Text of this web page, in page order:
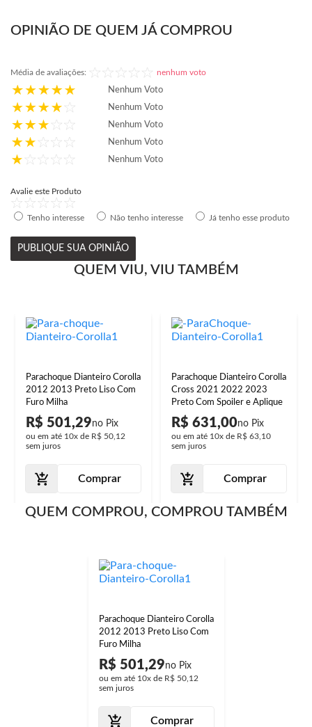
OPINIÃO DE QUEM JÁ COMPROU
Média de avaliações: nenhum voto
Nenhum Voto
Nenhum Voto
Nenhum Voto
Nenhum Voto
Nenhum Voto
Avalie este Produto
Tenho interesse Não tenho interesse Já tenho esse produto
PUBLIQUE SUA OPINIÃO
QUEM VIU, VIU TAMBÉM
Parachoque Dianteiro Corolla
2012 2013 Preto Liso Com
Furo Milha
R$ 501,29
ou em até 10x de R$ 50,12
sem juros
Comprar
Parachoque Dianteiro Corolla
Cross 2021 2022 2023
Preto Com Spoiler e Aplique
R$ 631,00
ou em até 10x de R$ 63,10
sem juros
Comprar
QUEM COMPROU, COMPROU TAMBÉM
Parachoque Dianteiro Corolla
2012 2013 Preto Liso Com
Furo Milha
R$ 501,29
ou em até 10xde R$ 50,12
sem juros
Comprar